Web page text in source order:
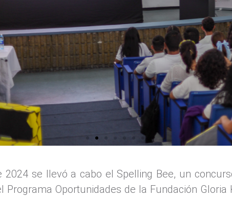
2024 se llevó a cabo el Spelling Bee, un
Programa Oportunidades de la Fundación Gloria